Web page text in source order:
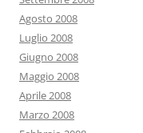
Agosto 2008
Luglio 2008
Giugno 2008
Maggio 2008
Aprile 2008
Marzo 2008